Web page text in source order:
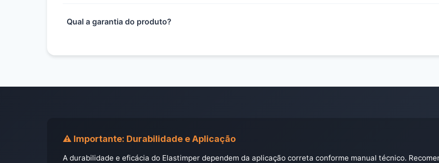
Qual a garantia do produto?
⚠️ Importante: Durabilidade e Aplicação
A durabilidade e eficácia do Elastimper dependem da aplicação correta conforme manual técnico.